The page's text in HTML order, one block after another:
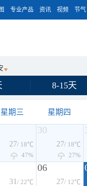
专业产品 资讯 视频 节气
8-15天
星期三 星期四
27/ 18℃
47%
30
27/ 18℃
27%
31 / 22℃
06
27/ 12℃